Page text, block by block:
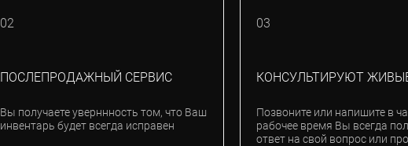
02
ПОСЛЕПРОДАЖНЫЙ СЕРВИС
Вы получаете уверннность том, что Ваш
инвентарь будет всегда исправен
03
КОНСУЛЬТИРУЮТ
Позвоните или напишите в
рабочее время Вы всегда
ответ на свой вопрос или